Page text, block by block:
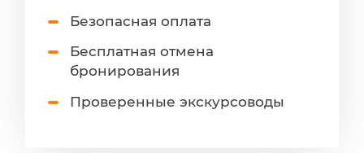
Безопасная оплата
Бесплатная отмена
бронирования
Проверенные экскурсоводы